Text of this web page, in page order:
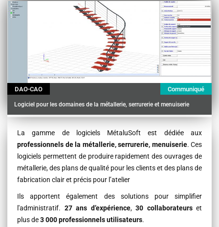
DAO-CAO Communiqué
Logiciel pour les domaines de la métallerie, serrurerie et menuiserie
Contenu
La gamme de logiciels MétaluSoft est dédiée aux
professionnels de la métallerie, serrurerie, menuiserie. Ces
logiciels permettent de produire rapidement des ouvrages de
métallerie, des plans de qualité pour les clients et des plans de
fabrication clair et précis pour l’atelier
Ils apportent également des solutions pour simplifier
l'administratif. 27 ans d’expérience, 30 collaborateurs et
plus de3 000 professionnels utilisateurs.